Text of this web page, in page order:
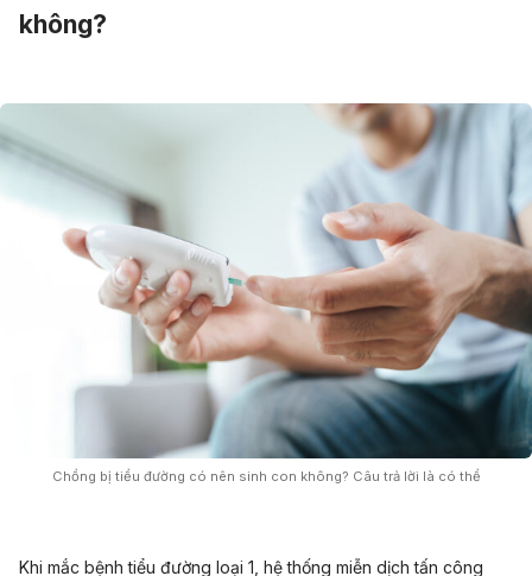
không?
Chồng bị tiểu đường có nên sinh con không? Câu trả lời là có thể
Khi mắc bệnh tiểu đường loại 1, hệ thống miễn dịch tấn công